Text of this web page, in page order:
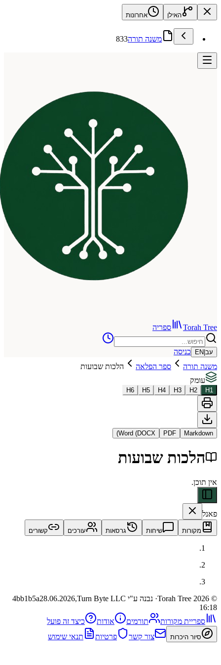
האילן אחרונות
משנה תורה833
ספריה
כניסה
ספר הפלאה
הלכות שבועות
H3
H4
H5
H6
PDF
Word (DOCX)
שבועות
שיחות גרסאות עורכים קשורים
· נבנה ע"י Turn Byte LLC 4bb1b5a28.06.2026,
מקורות תורמים אודות כיצד זה פועל
היכרות צור קשר פרטיות תנאי שימוש